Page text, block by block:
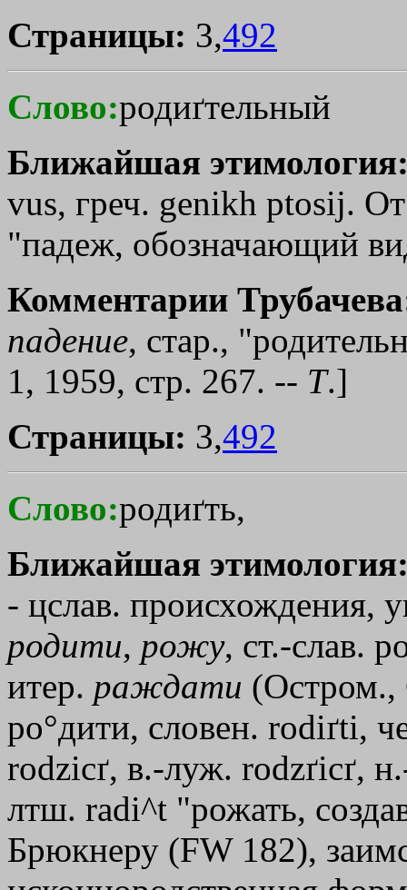
Страницы: 3,492
Слово:родиґтельный
Ближайшая
vus, греч. genikh ptоsij.
"падеж, обозначающий
Комментарии
падение, стар.,
1, 1959, стр. 267. -- Т.]
Страницы: 3,492
Слово:родиґть,
Ближайшая
- цслав. происхождения,
родити, рожу, ст.-слав.
итер. раждати (Остром.,
ро°дити, словен. rodiґti,
rodzicґ, в.-луж. rodzґicґ,
лтш. radi^t "рожать,
Брюкнеру (FW 182),